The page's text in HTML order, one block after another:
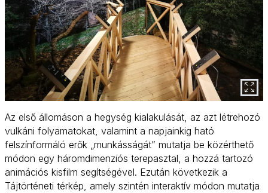
Az első állomáson a hegység kialakulását, az azt létrehozó
vulkáni folyamatokat, valamint a napjainkig ható
felszínformáló erők „munkásságát” mutatja be közérthető
módon egy háromdimenziós terepasztal, a hozzá tartozó
animációs kisfilm segítségével. Ezután következik a
Tájtörténeti térkép, amely szintén interaktív módon mutatja